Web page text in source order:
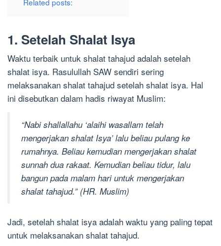
1. Setelah Shalat Isya
Waktu terbaik untuk shalat tahajud adalah setelah
shalat isya. Rasulullah SAW sendiri sering
melaksanakan shalat tahajud setelah shalat isya. Hal
ini disebutkan dalam hadis riwayat Muslim:
“Nabi shallallahu ‘alaihi wasallam telah
mengerjakan shalat Isya’ lalu beliau pulang ke
rumahnya. Beliau kemudian mengerjakan shalat
sunnah dua rakaat. Kemudian beliau tidur, lalu
bangun pada malam hari untuk mengerjakan
shalat tahajud.” (HR. Muslim)
Jadi, setelah shalat isya adalah waktu yang paling tepat
untuk melaksanakan shalat tahajud.